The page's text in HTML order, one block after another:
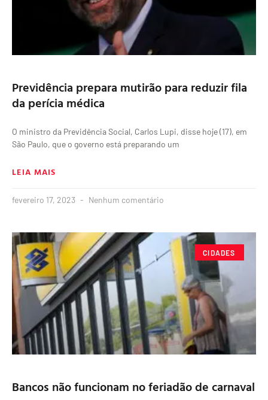
Previdência prepara mutirão para reduzir fila
da perícia médica
O ministro da Previdência Social, Carlos Lupi, disse hoje (17), em
São Paulo, que o governo está preparando um
LEIA MAIS
fevereiro 17, 2023 Nenhum comentário
CIDADES
Bancos não funcionam no feriadão de carnaval